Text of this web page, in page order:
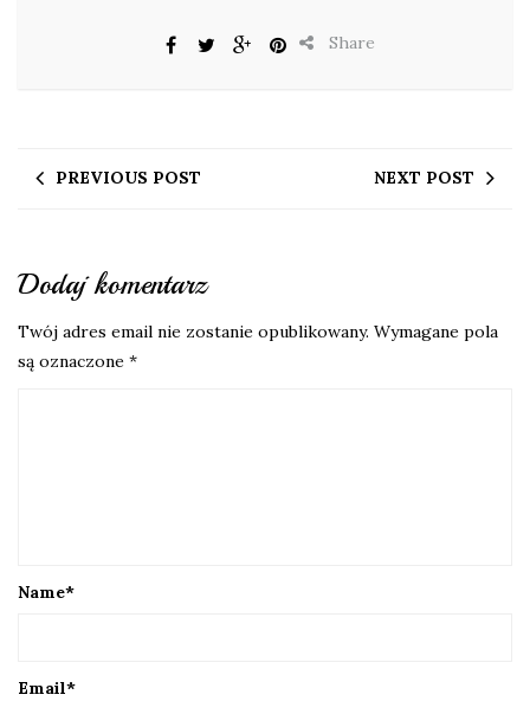
Share
PREVIOUS POST NEXT POST
Dodaj komentarz
Twój adres email nie zostanie opublikowany. Wymagane pola
są oznaczone *
Name*
Email*